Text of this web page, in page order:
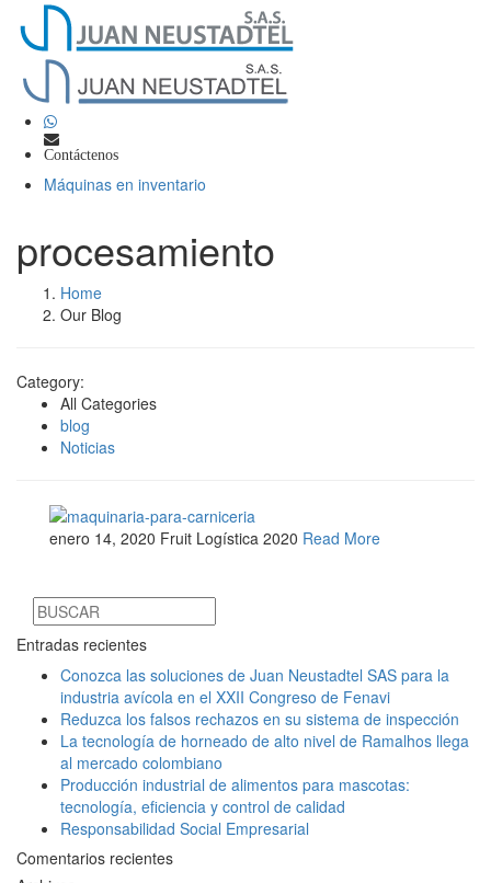
Contáctenos
Máquinas en inventario
procesamiento
Home
Our Blog
Category:
All Categories
blog
Noticias
enero 14, 2020 Fruit Logística 2020 Read More
Entradas recientes
Conozca las soluciones de Juan Neustadtel SAS para la
industria avícola en el XXII Congreso de Fenavi
Reduzca los falsos rechazos en su sistema de inspección
La tecnología de horneado de alto nivel de Ramalhos llega
al mercado colombiano
Producción industrial de alimentos para mascotas:
tecnología, eficiencia y control de calidad
Responsabilidad Social Empresarial
Comentarios recientes